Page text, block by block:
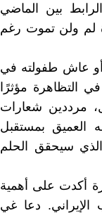
بين الماضي
لم ولن تموت رغم
أو عاش طفولته في
التظاهرة مؤثرًا
مرددين شعارات
العميق بمستقبل
سيحقق الحلم
أكدت على أهمية
دعا غي